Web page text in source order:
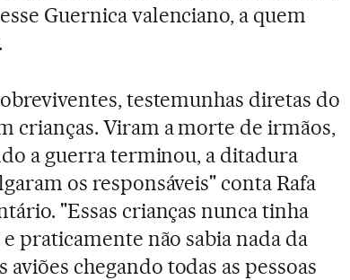
Guernica valenciano, a quem
testemunhas diretas do
crianças. Viram a morte de irmãos,
a guerra terminou, a ditadura
os responsáveis" conta Rafa
"Essas crianças nunca tinha
praticamente não sabia nada da
chegando todas as pessoas